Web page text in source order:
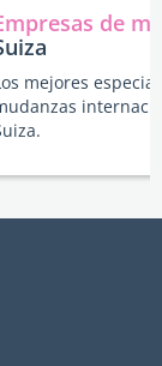
de
mejores